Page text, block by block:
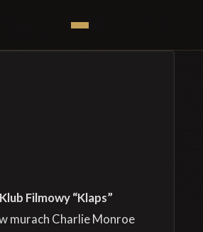
Filmowy “Klaps”
murach Charlie Monroe